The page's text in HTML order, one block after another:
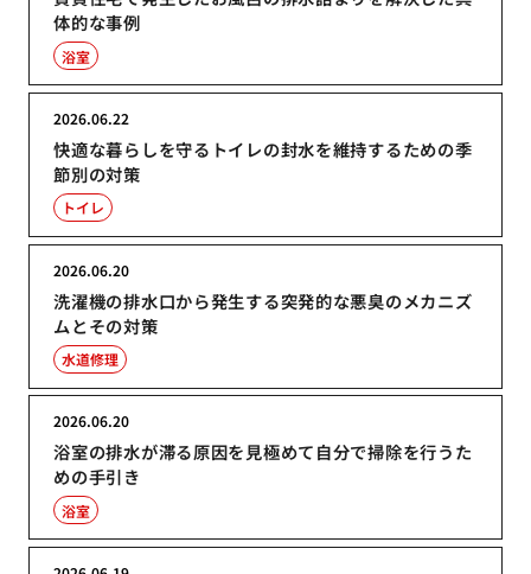
体的な事例
浴室
快適な暮らしを守るトイレの封水を維持するための季
節別の対策
2026.06.22
トイレ
洗濯機の排水口から発生する突発的な悪臭のメカニズ
ムとその対策
2026.06.20
水道修理
浴室の排水が滞る原因を見極めて自分で掃除を行うた
めの手引き
2026.06.20
浴室